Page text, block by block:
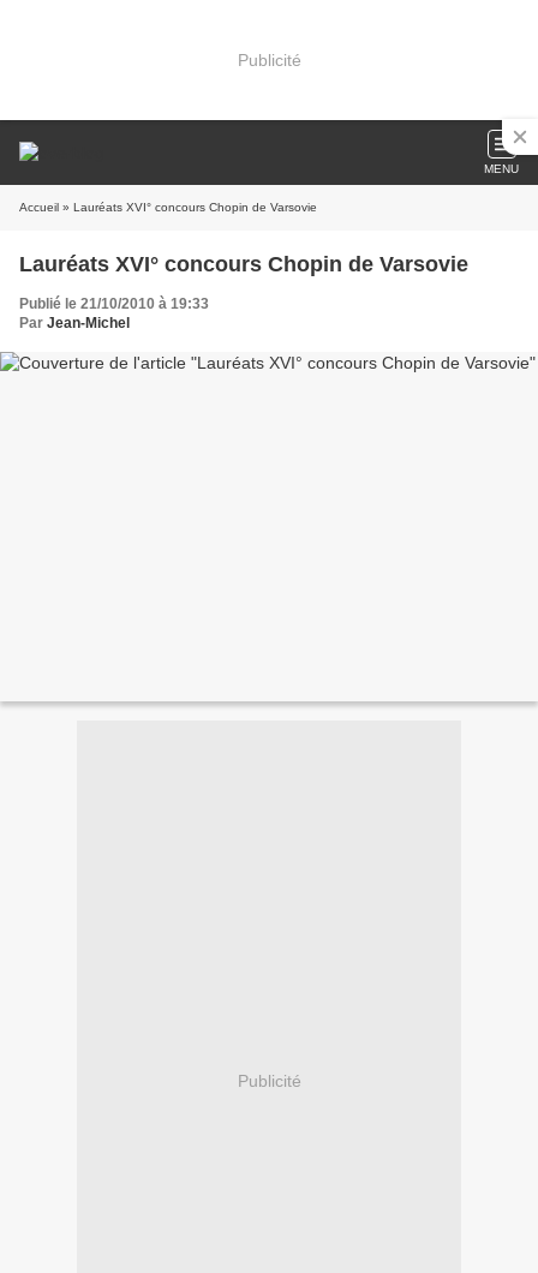
Publicité
MENU
Accueil » Lauréats XVI° concours Chopin de Varsovie
Lauréats XVI° concours Chopin de Varsovie
Publié le 21/10/2010 à 19:33
Par Jean-Michel
Publicité